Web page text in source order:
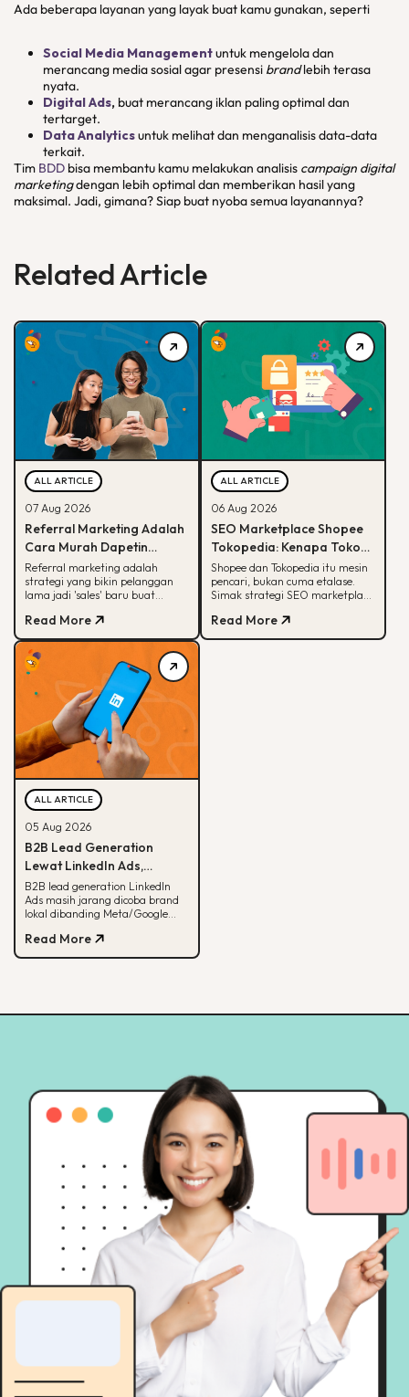
Ada beberapa layanan yang layak buat kamu gunakan, seperti
Social Media Managementuntuk mengelola dan
merancang media sosial agar presensi brandlebih terasa
nyata.
Digital Ads, buat merancang iklan paling optimal dan
tertarget.
Data Analyticsuntuk melihat dan menganalisis data-data
terkait.
Tim BDD bisa membantu kamu melakukan analisis campaign digital
marketingdengan lebih optimal dan memberikan hasil yang
maksimal. Jadi, gimana? Siap buat nyoba semua layanannya?
Related Article
ALL ARTICLE
07 Aug 2026
Referral Marketing Adalah
Cara Murah Dapetin
Pelanggan Baru, Ini
Alasannya
Referral marketing adalah
strategi yang bikin pelanggan
lama jadi 'sales' baru buat
efektifnya, jenis program,
sampai contoh suksesnya.
Read More
ALL ARTICLE
06 Aug 2026
SEO Marketplace Shopee
Tokopedia: Kenapa Toko
Online-mu Perlu Lebih dari
Sekadar Etalase
Shopee dan Tokopedia itu mesin
pencari, bukan cuma etalase.
Simak strategi SEO marketplace
produkmu lebih mudah
ditemukan.
Read More
ALL ARTICLE
05 Aug 2026
B2B Lead Generation
Lewat LinkedIn Ads,
Strategi yang Masih
Jarang Dicoba Brand
Lokal
B2B lead generation LinkedIn
Ads masih jarang dicoba brand
lokal dibanding Meta/Google
unggul buat B2B dan cara
eksekusinya.
Read More